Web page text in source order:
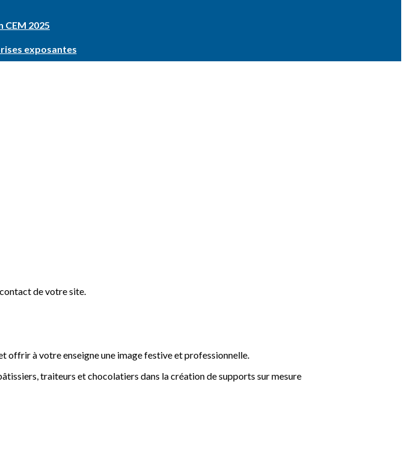
CEM 2025
exposantes
de votre site.
offrir à votre enseigne une image festive et professionnelle.
traiteurs et chocolatiers dans la création de supports sur mesure